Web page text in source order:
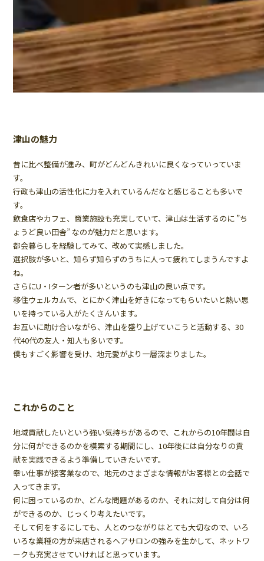
津山の魅力
昔に比べ整備が進み、町がどんどんきれいに良くなっていっていま
す。
行政も津山の活性化に力を入れているんだなと感じることも多いで
す。
飲食店やカフェ、商業施設も充実していて、津山は生活するのに ”ち
ょうど良い田舎” なのが魅力だと思います。
都会暮らしを経験してみて、改めて実感しました。
選択肢が多いと、知らず知らずのうちに人って疲れてしまうんですよ
ね。
さらにU・Iターン者が多いというのも津山の良い点です。
移住ウェルカムで、とにかく津山を好きになってもらいたいと熱い思
いを持っている人がたくさんいます。
お互いに助け合いながら、津山を盛り上げていこうと活動する、30
代40代の友人・知人も多いです。
僕もすごく影響を受け、地元愛がより一層深まりました。
これからのこと
地域貢献したいという強い気持ちがあるので、これからの10年間は自
分に何ができるのかを模索する期間にし、10年後には自分なりの貢
献を実践できるよう準備していきたいです。
幸い仕事が接客業なので、地元のさまざまな情報がお客様との会話で
入ってきます。
何に困っているのか、どんな問題があるのか、それに対して自分は何
ができるのか、じっくり考えたいです。
そして何をするにしても、人とのつながりはとても大切なので、いろ
いろな業種の方が来店されるヘアサロンの強みを生かして、ネットワ
ークも充実させていければと思っています。